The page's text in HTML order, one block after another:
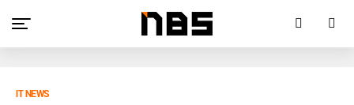
IT NEWS